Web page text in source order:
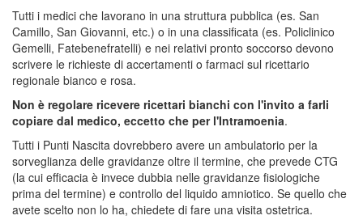
Tutti i medici che lavorano in una struttura pubblica (es. San
Camillo, San Giovanni, etc.) o in una classificata (es. Policlinico
Gemelli, Fatebenefratelli) e nei relativi pronto soccorso devono
scrivere le richieste di accertamenti o farmaci sul ricettario
regionale bianco e rosa.
Non è regolare ricevere ricettari bianchi con l'invito a farli
copiare dal medico, eccetto che per l'Intramoenia.
Tutti i Punti Nascita dovrebbero avere un ambulatorio per la
sorveglianza delle gravidanze oltre il termine, che prevede CTG
(la cui efficacia è invece dubbia nelle gravidanze fisiologiche
prima del termine) e controllo del liquido amniotico. Se quello che
avete scelto non lo ha, chiedete di fare una visita ostetrica.